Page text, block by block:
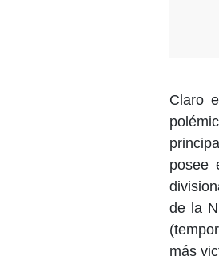
Claro
posee
de la
más